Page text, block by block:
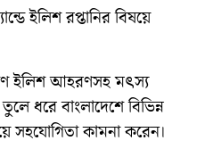
ইলিশ রপ্তানির বিষয়ে
ইলিশ আহরণসহ মৎস্য
ধরে বাংলাদেশে বিভিন্ন
সহযোগিতা কামনা করেন।